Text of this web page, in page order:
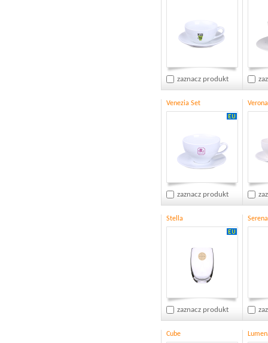
zaznacz produkt
Venezia Set
zaznacz produkt
Stella
zaznacz produkt
Serena
Cube